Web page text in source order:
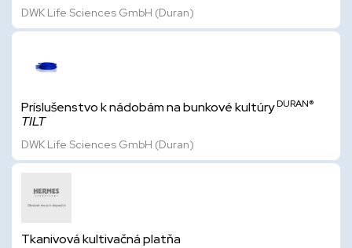
DWK Life Sciences GmbH (Duran)
Príslušenstvo k nádobám na bunkové kultúryDURAN®
TILT
DWK Life Sciences GmbH (Duran)
Tkanivová kultivačná platňa